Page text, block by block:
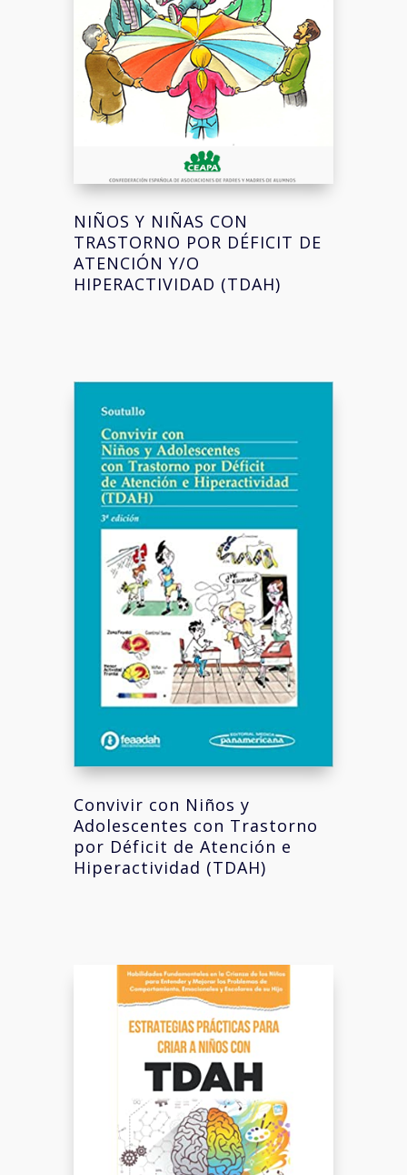
NIÑOS Y NIÑAS CON
TRASTORNO POR DÉFICIT DE
ATENCIÓN Y/O
HIPERACTIVIDAD (TDAH)
Convivir con Niños y
Adolescentes con Trastorno
por Déficit de Atención e
Hiperactividad (TDAH)